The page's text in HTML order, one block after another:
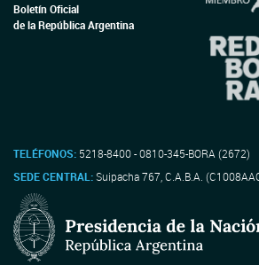
Boletín Oficial
de la República Argentina
TELÉFONOS: 5218-8400 - 0810-345-BORA (2672)
SEDE CENTRAL:Suipacha 767, C.A.B.A.